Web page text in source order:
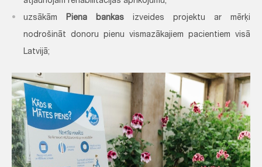
uzsākām Piena bankas izveides projektu ar mērķi
nodrošināt donoru pienu vismazākajiem pacientiem visā
Latvijā;